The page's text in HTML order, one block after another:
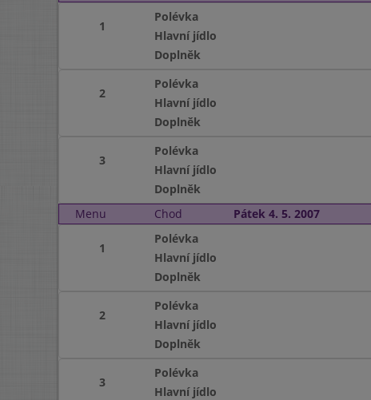
1
Polévka
Hlavní jídlo
Doplněk
2
Polévka
Hlavní jídlo
Doplněk
3
Polévka
Hlavní jídlo
Doplněk
Menu
Chod Pátek 4. 5. 2007
1
Polévka
Hlavní jídlo
Doplněk
2
Polévka
Hlavní jídlo
Doplněk
3
Polévka
Hlavní jídlo